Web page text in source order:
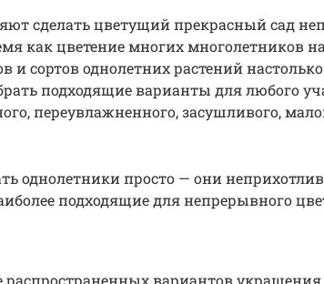
сделать цветущий прекрасный сад
как цветение многих многолетников
и сортов однолетних растений
подходящие варианты для любого
переувлажненного, засушливого,
однолетники просто — они
подходящие для непрерывного
распространенных вариантов